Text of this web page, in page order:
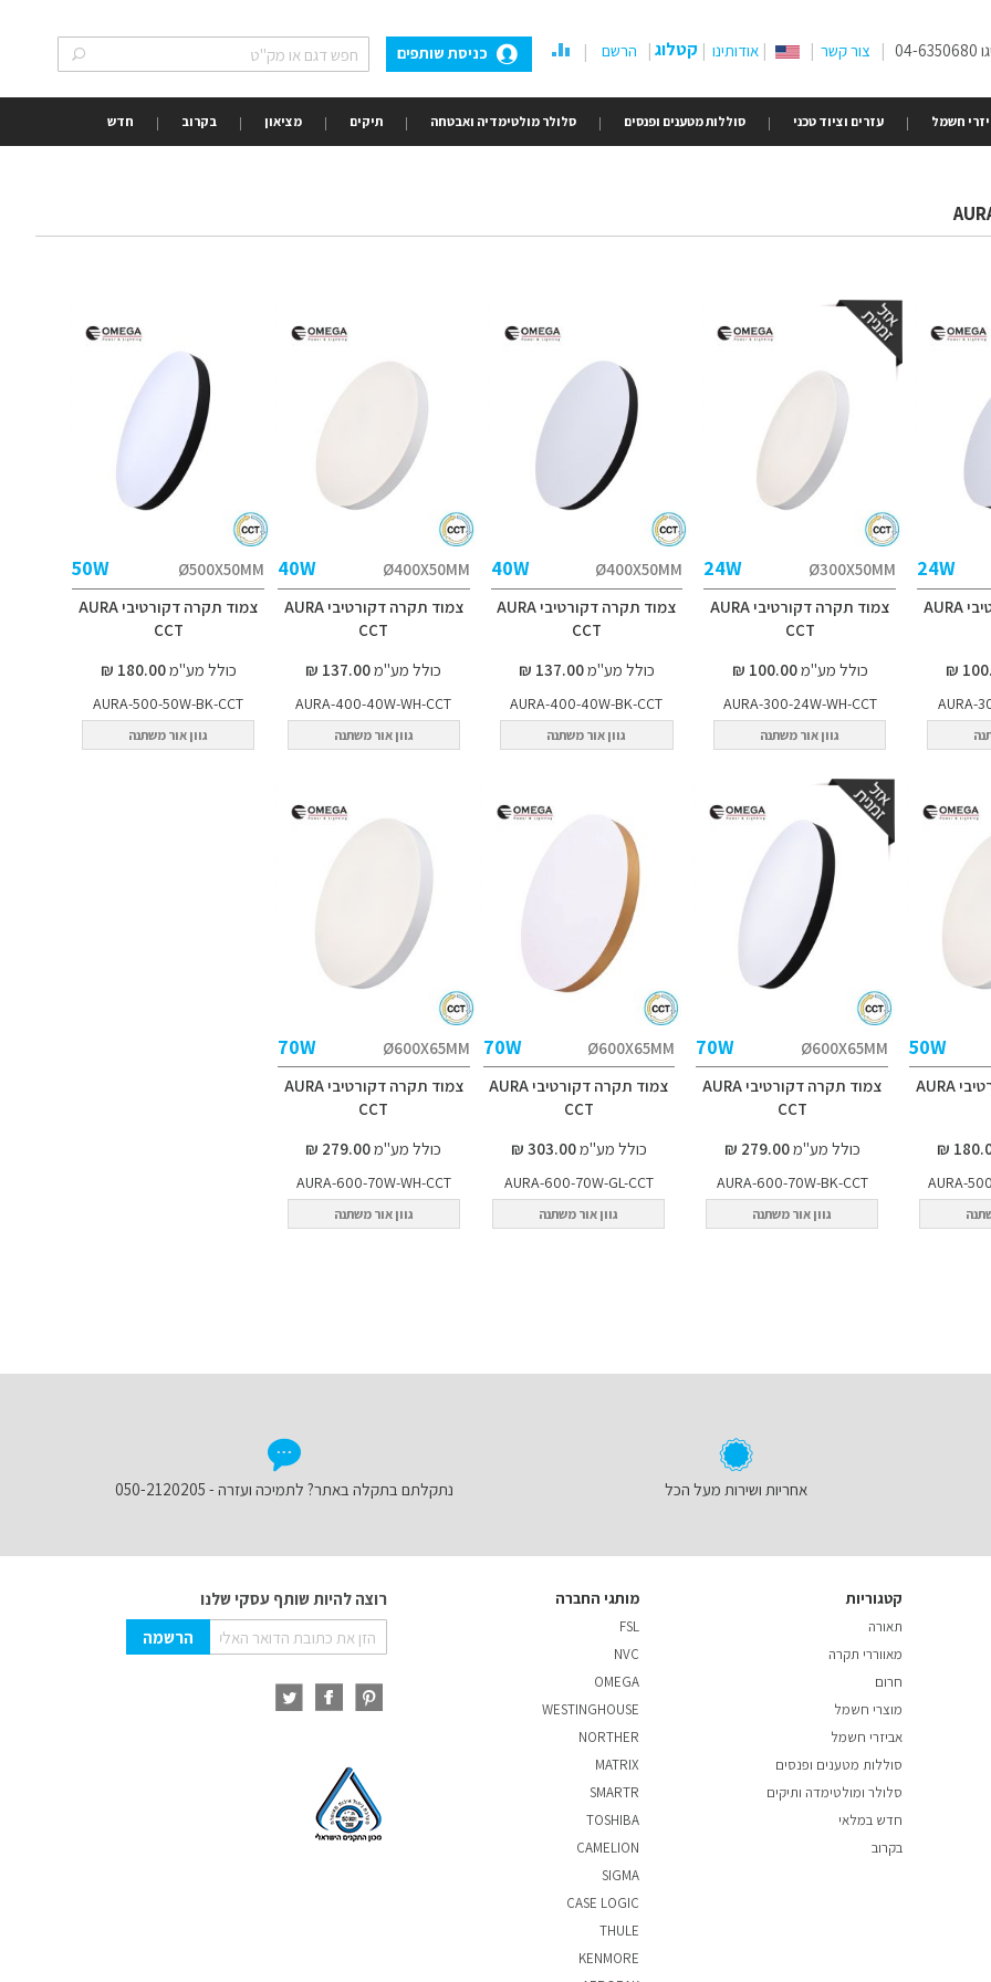
צור קשר אודותינו קטלוג
הרשם
חפש
כניסת שותפים
חשמל עזרים וציוד טכני סוללות מטענים ופנסים סלולר מולטימדיה ואבטחה תיקים מציאון בקרוב חדש
24W
צמוד תקרה דקורטיבי AURA
AURA-
Ø300X50MM
24W
צמוד תקרה דקורטיבי AURA
CCT
כולל מע"מ100.00 ₪
AURA-300-24W-WH-CCT
גוון אור משתנה
Ø400X50MM
40W
צמוד תקרה דקורטיבי AURA
CCT
כולל מע"מ137.00 ₪
AURA-400-40W-BK-CCT
גוון אור משתנה
Ø400X50MM
40W
צמוד תקרה דקורטיבי AURA
CCT
כולל מע"מ137.00 ₪
AURA-400-40W-WH-CCT
גוון אור משתנה
Ø500X50MM
50W
צמוד תקרה דקורטיבי AURA
CCT
כולל מע"מ180.00 ₪
AURA-500-50W-BK-CCT
גוון אור משתנה
50W
צמוד תקרה דקורטיבי AURA
AURA-
Ø600X65MM
70W
צמוד תקרה דקורטיבי AURA
CCT
כולל מע"מ279.00 ₪
AURA-600-70W-BK-CCT
גוון אור משתנה
Ø600X65MM
70W
צמוד תקרה דקורטיבי AURA
CCT
כולל מע"מ303.00 ₪
AURA-600-70W-GL-CCT
גוון אור משתנה
Ø600X65MM
70W
צמוד תקרה דקורטיבי AURA
CCT
כולל מע"מ279.00 ₪
AURA-600-70W-WH-CCT
גוון אור משתנה
נתקלתם בתקלה באתר? לתמיכה ועזרה - 050-2120205 אחריות ושירות מעל הכל
קטגוריות
תאורה
מאווררי תקרה
חרום
מוצרי חשמל
אביזרי חשמל
סוללות מטענים ופנסים
סלולר ומולטימדה ותיקים
חדש במלאי
בקרוב
מותגי החברה
FSL
NVC
OMEGA
WESTINGHOUSE
NORTHER
MATRIX
SMARTR
TOSHIBA
CAMELION
SIGMA
CASE LOGIC
THULE
KENMORE
רוצה להיות שותף עסקי שלנו
Sign
Up
Our
הרשמה